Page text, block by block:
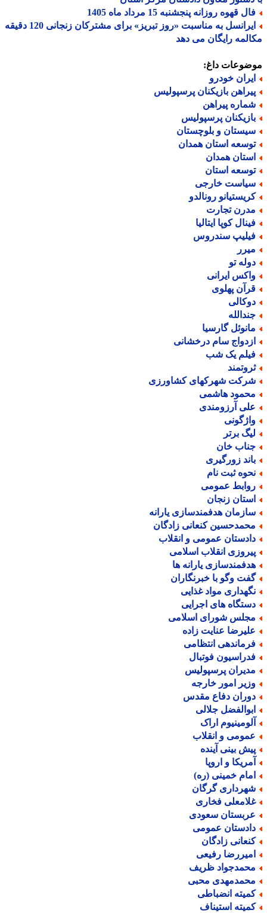
قهوه روزانه پنجشنبه 15 مرداد ماه 1405
ایرانسل به مناسبت «روز تبریز» برای مشترکان زنجانی 120 دقیقه
رایگان می دهد
داغ:
خودرو
بازیکنان پرسپولیس
پیراهن
پرسپولیس
و بلوچستان
استان همدان
همدان
استان
خارجی
رونالدو
تجارت
کوپا ایتالیا
سندروس
تو
ایرانی
پهلوی
گارسیا
سام درخشانی
یک شب
شهرکهای کشاورزی
هاشمی
آرزومندی
برتر
خان
زورگیری
ثبت نام
عمومی
زنجان
هدفمندسازی یارانه
کنعانی زادگان
عمومی و انقلاب
انقلاب اسلامی
یارانه ها
وگو با خبرنگاران
مواد غذایی
های اجرایی
شورای اسلامی
عنایت زاده
انتظامی
فوتبال
پرسپولیس
امور خارجه
دفاع مقدس
جلالی
اراک
و انقلاب
بینی آینده
و اروپا
خمینی (ره)
گرگان
فخاری
سعودی
عمومی
زادگان
رفیعی
ظریف
محبی
انضباطی
استیناف